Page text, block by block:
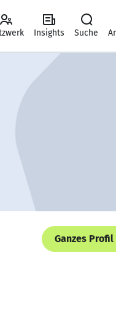
Insights Suche
Ganzes